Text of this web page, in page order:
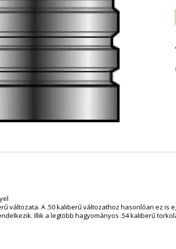
változata. A .50 kaliberű változathoz hasonlóan ez
Illik a legtöbb hagyományos .54 kaliberű